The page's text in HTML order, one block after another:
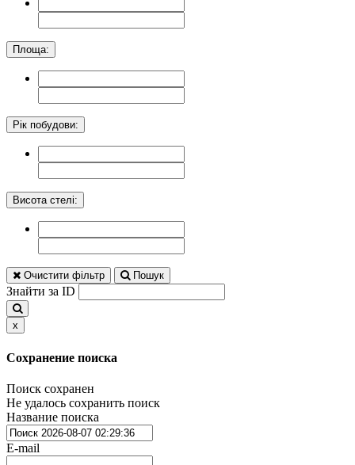
Площа:
Рік побудови:
Висота стелі:
Очистити фільтр Пошук
Знайти за ID
x
Сохранение поиска
Поиск сохранен
Не удалось сохранить поиск
Название поиска
E-mail